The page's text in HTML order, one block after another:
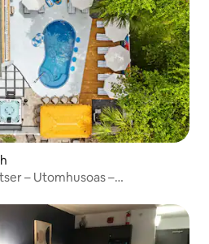
– Utomhusoas –